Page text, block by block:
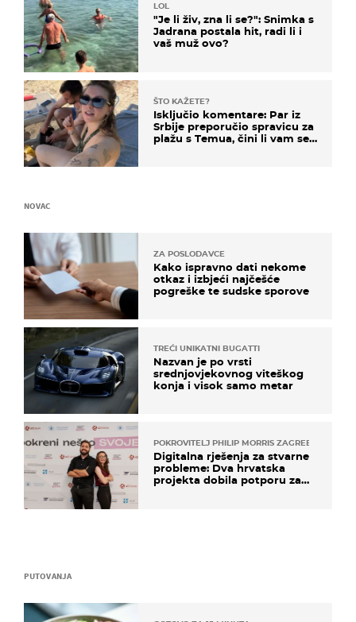
LOL
"Je li živ, zna li se?": Snimka s
Jadrana postala hit, radi li i
vaš muž ovo?
ŠTO KAŽETE?
Isključio komentare: Par iz
Srbije preporučio spravicu za
plažu s Temua, čini li vam se
PUTOVANJA
NOVAC
ZA POSLODAVCE
Kako ispravno dati nekome
otkaz i izbjeći najčešće
pogreške te sudske sporove
TREĆI UNIKATNI BUGATTI
Nazvan je po vrsti
srednjovjekovnog viteškog
konja i visok samo metar
POKROVITELJ PHILIP MORRIS ZAGREB
Digitalna rješenja za stvarne
probleme: Dva hrvatska
projekta dobila potporu za